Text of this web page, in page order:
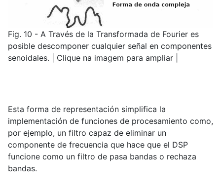
Fig. 10 - A Través de la Transformada de Fourier es
posible descomponer cualquier señal en componentes
senoidales. | Clique na imagem para ampliar |
Esta forma de representación simplifica la
implementación de funciones de procesamiento como,
por ejemplo, un filtro capaz de eliminar un
componente de frecuencia que hace que el DSP
funcione como un filtro de pasa bandas o rechaza
bandas.